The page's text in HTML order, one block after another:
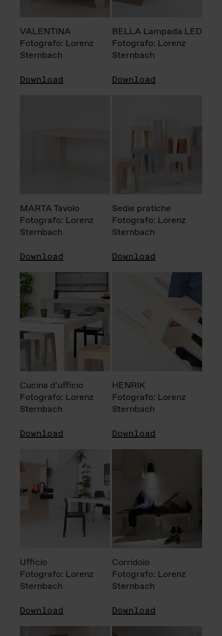
VALENTINA
Fotografo: Lorenz
Sternbach
Download
BELLA Lampada LED
Fotografo: Lorenz
Sternbach
Download
MARTA Tavolo
Fotografo: Lorenz
Sternbach
Download
Sedie pratiche
Fotografo: Lorenz
Sternbach
Download
Cucina d'ufficio
Fotografo: Lorenz
Sternbach
Download
HENRIK
Fotografo: Lorenz
Sternbach
Download
Ufficio
Fotografo: Lorenz
Sternbach
Download
Corridoio
Fotografo: Lorenz
Sternbach
Download